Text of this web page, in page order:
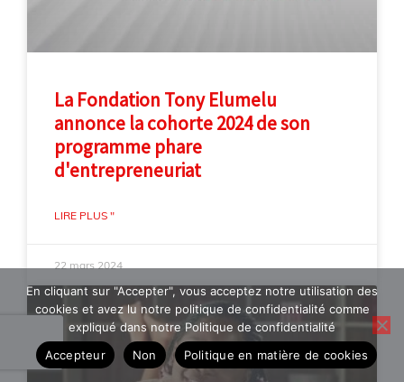
La Fondation Tony Elumelu
annonce la cohorte 2024 de son
programme phare
d'entrepreneuriat
LIRE PLUS "
22 mars 2024
En cliquant sur "Accepter", vous acceptez notre utilisation des
cookies et avez lu notre politique de confidentialité comme
expliqué dans notre Politique de confidentialité
Accepteur
Non Politique en matière de cookies